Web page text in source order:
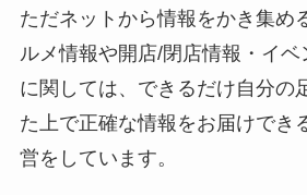
ただネットから情報をかき集め
ルメ情報や開店/閉店情報・イ
に関しては、できるだけ自分の
た上で正確な情報をお届けでき
営をしています。